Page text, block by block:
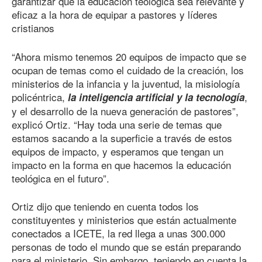
eficaz a la hora de equipar a pastores y líderes
cristianos
“Ahora mismo tenemos 20 equipos de impacto que se
ocupan de temas como el cuidado de la creación, los
ministerios de la infancia y la juventud, la misiología
policéntrica, la inteligencia artificial y la tecnología,
y el desarrollo de la nueva generación de pastores”,
explicó Ortiz. “Hay toda una serie de temas que
estamos sacando a la superficie a través de estos
equipos de impacto, y esperamos que tengan un
impacto en la forma en que hacemos la educación
teológica en el futuro”.
Ortiz dijo que teniendo en cuenta todos los
constituyentes y ministerios que están actualmente
conectados a ICETE, la red llega a unas 300.000
personas de todo el mundo que se están preparando